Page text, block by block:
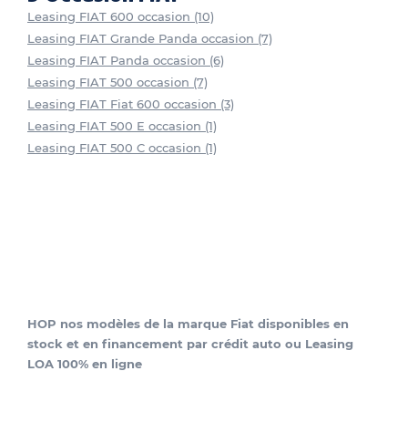
Leasing FIAT 600 occasion (10)
Leasing FIAT Grande Panda occasion (7)
Leasing FIAT Panda occasion (6)
Leasing FIAT 500 occasion (7)
Leasing FIAT Fiat 600 occasion (3)
Leasing FIAT 500 E occasion (1)
Leasing FIAT 500 C occasion (1)
HOP nos modèles de la marque Fiat disponibles en
stock et en financement par crédit auto ou Leasing
LOA 100% en ligne